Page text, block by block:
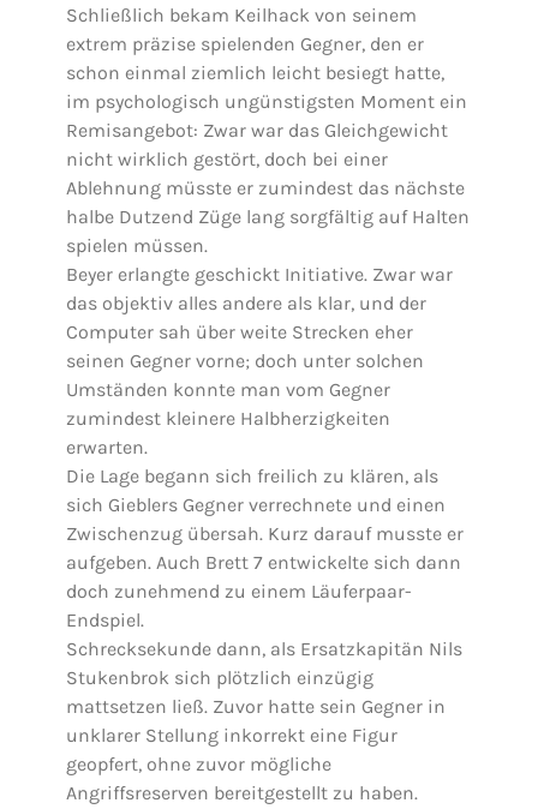
Schließlich bekam Keilhack von seinem
extrem präzise spielenden Gegner, den er
schon einmal ziemlich leicht besiegt hatte,
im psychologisch ungünstigsten Moment ein
Remisangebot: Zwar war das Gleichgewicht
nicht wirklich gestört, doch bei einer
Ablehnung müsste er zumindest das nächste
halbe Dutzend Züge lang sorgfältig auf Halten
spielen müssen.
Beyer erlangte geschickt Initiative. Zwar war
das objektiv alles andere als klar, und der
Computer sah über weite Strecken eher
seinen Gegner vorne; doch unter solchen
Umständen konnte man vom Gegner
zumindest kleinere Halbherzigkeiten
erwarten.
Die Lage begann sich freilich zu klären, als
sich Gieblers Gegner verrechnete und einen
Zwischenzug übersah. Kurz darauf musste er
aufgeben. Auch Brett 7 entwickelte sich dann
doch zunehmend zu einem Läuferpaar-
Endspiel.
Schrecksekunde dann, als Ersatzkapitän Nils
Stukenbrok sich plötzlich einzügig
mattsetzen ließ. Zuvor hatte sein Gegner in
unklarer Stellung inkorrekt eine Figur
geopfert, ohne zuvor mögliche
Angriffsreserven bereitgestellt zu haben.